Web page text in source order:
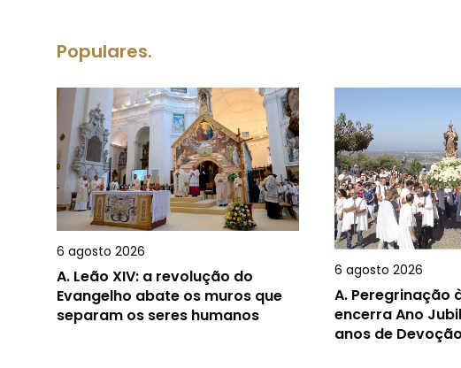
Populares.
6 agosto 2026
A. Leão XIV: a revolução do
Evangelho abate os muros que
separam os seres humanos
6 agosto 2026
A. Peregrinação
encerra Ano
anos de